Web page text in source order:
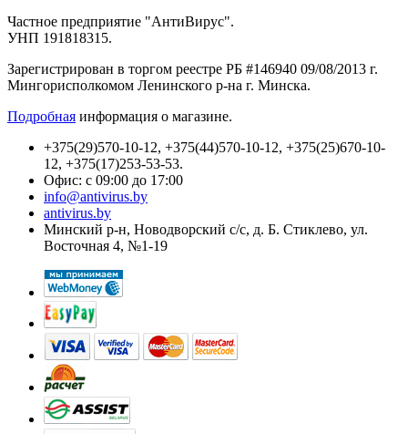
Частное предприятие "АнтиВирус".
УНП 191818315.
Зарегистрирован в торгом реестре РБ #146940 09/08/2013 г.
Мингорисполкомом Ленинского р-на г. Минска.
Подробная информация о магазине.
+375(29)570-10-12, +375(44)570-10-12, +375(25)670-10-
12, +375(17)253-53-53.
Офис: с 09:00 до 17:00
info@antivirus.by
antivirus.by
Минский р-н, Новодворский с/с, д. Б. Стиклево, ул.
Восточная 4, №1-19